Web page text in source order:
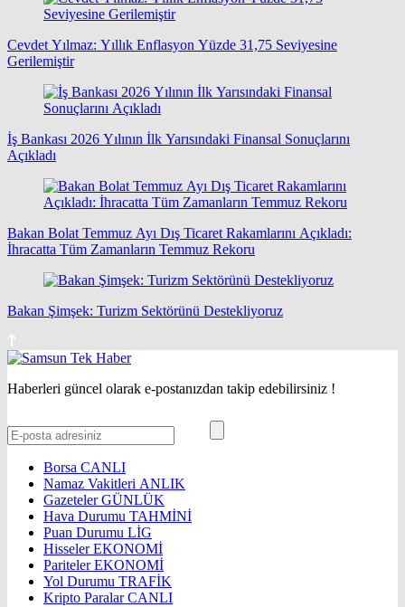
Cevdet Yılmaz: Yıllık Enflasyon Yüzde 31,75 Seviyesine
Gerilemiştir
İş Bankası 2026 Yılının İlk Yarısındaki Finansal Sonuçlarını
Açıkladı
Bakan Bolat Temmuz Ayı Dış Ticaret Rakamlarını Açıkladı:
İhracatta Tüm Zamanların Temmuz Rekoru
Bakan Şimşek: Turizm Sektörünü Destekliyoruz
Haberleri güncel olarak e-postanızdan takip edebilirsiniz !
Borsa CANLI
Namaz Vakitleri ANLIK
GazetelerGÜNLÜK
Hava Durumu TAHMİNİ
Puan Durumu LİG
HisselerEKONOMİ
ParitelerEKONOMİ
Yol Durumu TRAFİK
Kripto ParalarCANLI